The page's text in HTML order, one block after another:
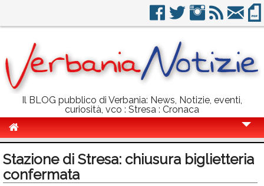
Il BLOG pubblico di Verbania: News, Notizie, eventi,
curiosità, vco : Stresa : Cronaca
Politica
Stazione di Stresa: chiusura biglietteria
confermata